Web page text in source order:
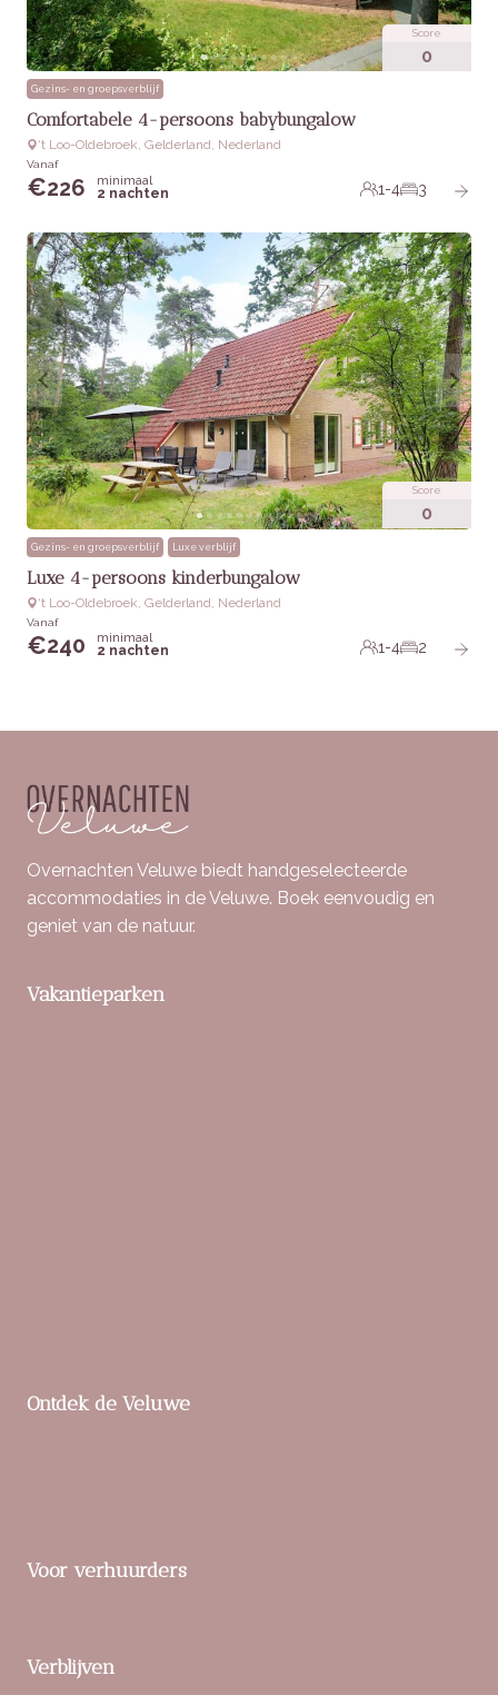
Score
0
Gezins- en groepsverblijf
Comfortabele 4-persoons babybungalow
‘t Loo-Oldebroek, Gelderland, Nederland
Vanaf
€226
minimaal
2 nachten
1-4 3
Score
0
Gezins- en groepsverblijf Luxe verblijf
Luxe 4-persoons kinderbungalow
‘t Loo-Oldebroek, Gelderland, Nederland
Vanaf
€240
minimaal
2 nachten
1-4 2
Overnachten Veluwe biedt handgeselecteerde
accommodaties in de Veluwe. Boek eenvoudig en
geniet van de natuur.
Vakantieparken
Ontdek de Veluwe
Voor verhuurders
Verblijven